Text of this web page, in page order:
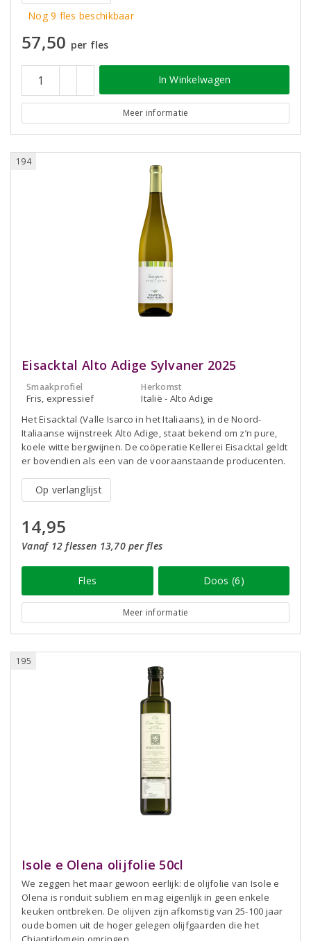
Nog 9 fles beschikbaar
57,50 per fles
In Winkelwagen
Meer informatie
194
Eisacktal Alto Adige Sylvaner 2025
Smaakprofiel
Fris, expressief
Herkomst
Italië - Alto Adige
Het Eisacktal (Valle Isarco in het Italiaans), in de Noord-
Italiaanse wijnstreek Alto Adige, staat bekend om z’n pure,
koele witte bergwijnen. De coöperatie Kellerei Eisacktal geldt
er bovendien als een van de vooraanstaande producenten.
Op verlanglijst
14,95
Vanaf 12 flessen 13,70 per fles
Fles Doos (6)
Meer informatie
195
Isole e Olena olijfolie 50cl
We zeggen het maar gewoon eerlijk: de olijfolie van Isole e
Olena is ronduit subliem en mag eigenlijk in geen enkele
keuken ontbreken. De olijven zijn afkomstig van 25-100 jaar
oude bomen uit de hoger gelegen olijfgaarden die het